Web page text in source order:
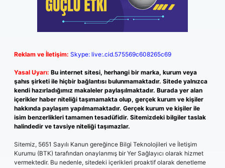
Reklam ve İletişim: Skype: live:.cid.575569c608265c69
Yasal Uyarı: Bu internet sitesi, herhangi bir marka, kurum veya
şahıs şirketi ile hiçbir bağlantısı bulunmamaktadır. Sitede yalnızca
kendi hazırladığımız makaleler paylaşılmaktadır. Burada yer alan
içerikler haber niteliği taşımamakta olup, gerçek kurum ve kişiler
hakkında paylaşım yapılmamaktadır. Gerçek kurum ve kişiler ile
isim benzerlikleri tamamen tesadüfidir. Sitemizdeki bilgiler taslak
halindedir ve tavsiye niteliği taşımazlar.
Sitemiz, 5651 Sayılı Kanun gereğince Bilgi Teknolojileri ve İletişim
Kurumu (BTK) tarafından onaylanmış bir Yer Sağlayıcı olarak hizmet
vermektedir. Bu nedenle, sitedeki içerikleri proaktif olarak denetleme